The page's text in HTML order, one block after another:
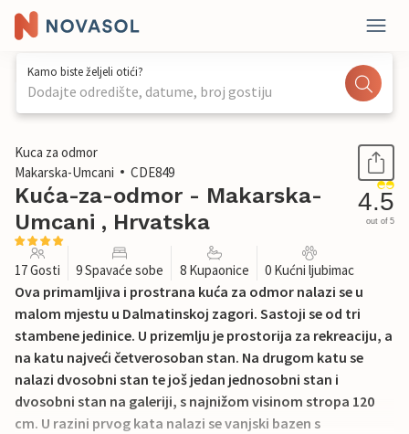
Kamo biste željeli otići?
Dodajte odredište, datume, broj gostiju
1 / 62
Kuca za odmor
Makarska-Umcani
CDE849
Kuća-za-odmor - Makarska-
Umcani , Hrvatska
4.5
out of 5
17 Gosti 9 Spavaće sobe 8 Kupaonice 0 Kućni ljubimac
Ova primamljiva i prostrana kuća za odmor nalazi se u
malom mjestu u Dalmatinskoj zagori. Sastoji se od tri
stambene jedinice. U prizemlju je prostorija za rekreaciju, a
na katu najveći četverosoban stan. Na drugom katu se
nalazi dvosobni stan te još jedan jednosobni stan i
dvosobni stan na galeriji, s najnižom visinom stropa 120
cm. U razini prvog kata nalazi se vanjski bazen s